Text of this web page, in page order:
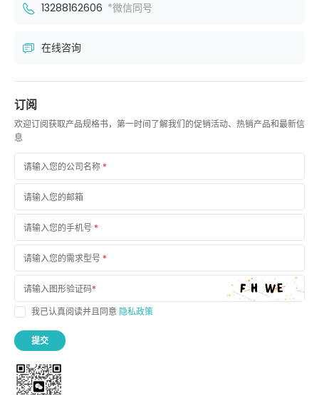
13288162606 *微信同号
在线咨询
订阅
欢迎订阅获取产品规格书，第一时间了解我们的促销活动、热销产品和最新信
息
请输入您的公司名称 *
请输入您的邮箱
请输入您的手机号 *
请输入您的需求型号 *
请输入图形验证码*
我已认真阅读并且同意 隐私政策
提交